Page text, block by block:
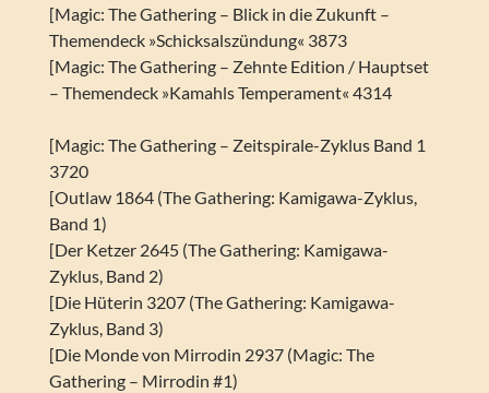
[Magic: The Gathering – Blick in die Zukunft –
Themendeck »Schicksalszündung« 3873
[Magic: The Gathering – Zehnte Edition / Hauptset
– Themendeck »Kamahls Temperament« 4314
[Magic: The Gathering – Zeitspirale-Zyklus Band 1
3720
[Outlaw 1864 (The Gathering: Kamigawa-Zyklus,
Band 1)
[Der Ketzer 2645 (The Gathering: Kamigawa-
Zyklus, Band 2)
[Die Hüterin 3207 (The Gathering: Kamigawa-
Zyklus, Band 3)
[Die Monde von Mirrodin 2937 (Magic: The
Gathering – Mirrodin #1)